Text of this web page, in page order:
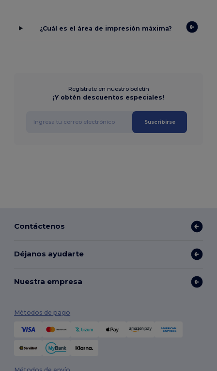
¿Cuál es el área de impresión máxima?
Regístrate en nuestro boletín
¡Y obtén descuentos especiales!
Suscribirse
Contáctenos
Déjanos ayudarte
Nuestra empresa
Métodos de pago